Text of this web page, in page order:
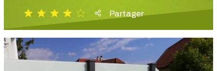
Partager